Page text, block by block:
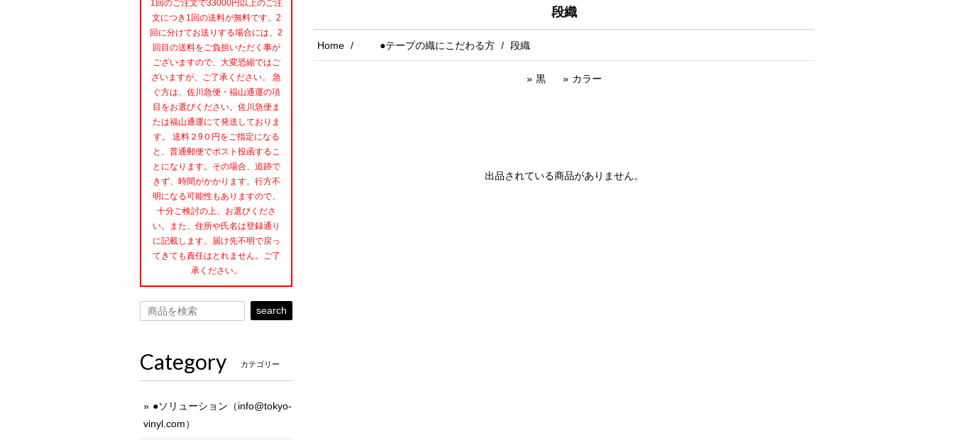
段織
Home ●テープの織にこだわる方 段織
黒 カラー
出品されている商品がありません。
1回のご注文で33000円以上のご注
文につき1回の送料が無料です。2
回に分けてお送りする場合には、2
回目の送料をご負担いただく事が
ございますので、大変恐縮ではご
ざいますが、ご了承ください。 急
ぐ方は、佐川急便・福山通運の項
目をお選びください。佐川急便ま
たは福山通運にて発送しておりま
す。 送料２9０円をご指定になる
と、普通郵便でポスト投函するこ
とになります。その場合、追跡で
きず、時間がかかります。行方不
明になる可能性もありますので、
十分ご検討の上、お選びくださ
い。また、住所や氏名は登録通り
に記載します。届け先不明で戻っ
てきても責任はとれません。ご了
承ください。
search
Category カテゴリー
●ソリューション（info@tokyo-
vinyl.com）